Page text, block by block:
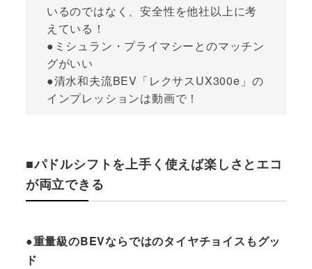
いるのではなく、安全性を他社以上に考
えている！
●ミシュラン・プライマシーとのマッチン
グがいい
●清水和夫流BEV「レクサスUX300e」の
インプレッションは動画で！
■パドルシフトを上手く使えば楽しさとエコ
が両立できる
●重量級のBEVならではのタイヤチョイスもグッ
ド